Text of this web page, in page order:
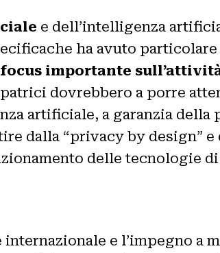
e dell’intelligenza
ha avuto
importante
dovrebbero a porre
artificiale, a garanzia della
dalla “privacy by design” e
delle tecnologie
e l’impegno a